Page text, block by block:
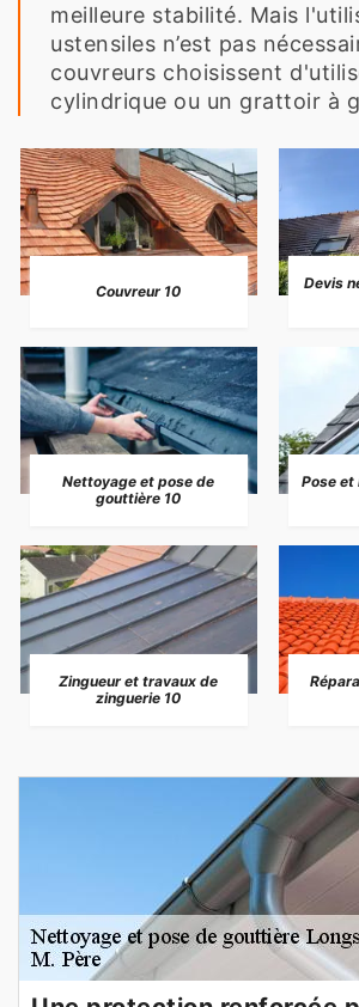
meilleure stabilité. Mais
ustensiles n’est pas
couvreurs choisissent
cylindrique ou un grattoir à
Couvreur 10
Devis
Nettoyage et pose de
gouttière 10
Pose et
Zingueur et travaux de
zinguerie 10